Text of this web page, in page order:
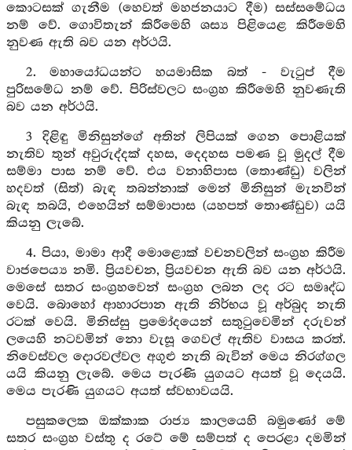
කොටසක් ගැනීම (හෙවත් මහජනයාට දීම) සස්සමේධය
නම් වේ. ගොවිතැන් කිරීමෙහි ශස්‍ය පිළියෙළ කිරීමෙහි
නුවණ ඇති බව යන අර්ථයි.
2. මහායෝධයන්ට හයමාසික බත් - වැටුප් දීම
පුරිසමේධ නම් වේ. පිරිස්වලට සංග්‍රහ කිරීමෙහි නුවණැති
බව යන අර්ථයි.
3 දිළිඳු මිනිසුන්ගේ අතින් ලිපියක් ගෙන පොළියක්
නැතිව තුන් අවුරුද්දක් දහස, දෙදහස පමණ වූ මුදල් දීම
සම්මා පාස නම් වේ. එය වනාහිපාස (තොණ්ඩු) වලින්
හදවත් (සිත්) බැඳ තබන්නාක් මෙන් මිනිසුන් මැනවින්
බැඳ තබයි, එහෙයින් සම්මාපාස (යහපත් තොණ්ඩුව) යයි
කියනු ලැබේ.
4. පියා, මාමා ආදී මොළොක් වචනවලින් සංග්‍රහ කිරීම
වාජපෙය්‍ය නමි. ප්‍රියවචන, ප්‍රියවචන ඇති බව යන අර්ථයි.
මෙසේ සතර සංග්‍රහවෙන් සංග්‍රහ ලබන ලද රට සමෘද්ධ
වෙයි. බොහෝ ආහාරපාන ඇති නිර්භය වූ අර්බුද නැති
රටක් වෙයි. මිනිස්සු ප්‍රමෝදයෙන් සතුටුවෙමින් දරුවන්
ලයෙහි නටවමින් නො වැසූ ගෙවල් ඇතිව වාසය කරත්.
නිවෙස්වල දොරවල්වල අගුළු නැති බැවින් මෙය නිරග්ගල
යයි කියනු ලැබේ. මෙය පැරණි යුගයට අයත් වූ දෙයයි.
මෙය පැරණි යුගයට අයත් ස්වභාවයයි.
පසුකලෙක ඔක්කාක රාජ්‍ය කාලයෙහි බමුණෝ මේ
සතර සංග්‍රහ වස්තු ද රටේ මේ සම්පත් ද පෙරළා දමමින්